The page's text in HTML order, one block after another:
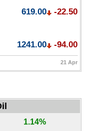
619.00
-22.50
1241.00 -94.00
21 Apr
1.14%